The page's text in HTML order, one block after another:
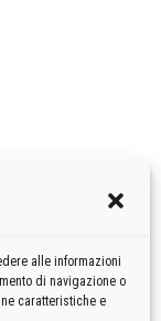
alle informazioni
di navigazione o
caratteristiche e